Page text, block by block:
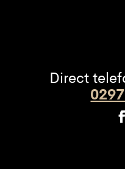
Direct